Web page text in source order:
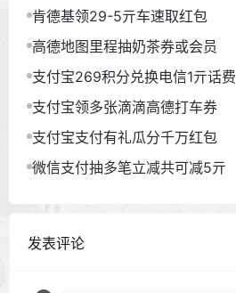
肯德基领29-5亓车速取红包
高德地图里程抽奶茶券或会员
支付宝269积分兑换电信1亓话费
支付宝领多张滴滴高德打车券
支付宝支付有礼瓜分千万红包
微信支付抽多笔立减共可减5亓
发表评论